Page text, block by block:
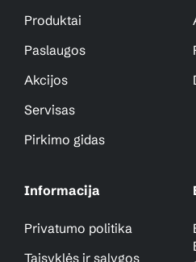
Produktai
Paslaugos
Akcijos
Servisas
Pirkimo gidas
Informacija
Privatumo politika
Taisyklės ir sąlygos